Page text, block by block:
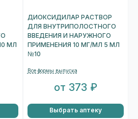
МЛ
ДИОКСИДИЛАР РАСТВОР
ДЛЯ ВНУТРИПОЛОСТНОГО
ВВЕДЕНИЯ И НАРУЖНОГО
ПРИМЕНЕНИЯ 10 МГ/МЛ 5 МЛ
№10
Все формы выпуска
от 373 ₽
Выбрать аптеку